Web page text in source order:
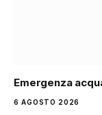
Emergenza
6 AGOSTO 2026